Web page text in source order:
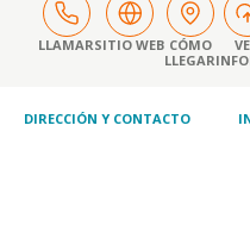
LLAMARSITIO WEB CÓMO
LLEGAR
DIRECCIÓN Y CONTACTO